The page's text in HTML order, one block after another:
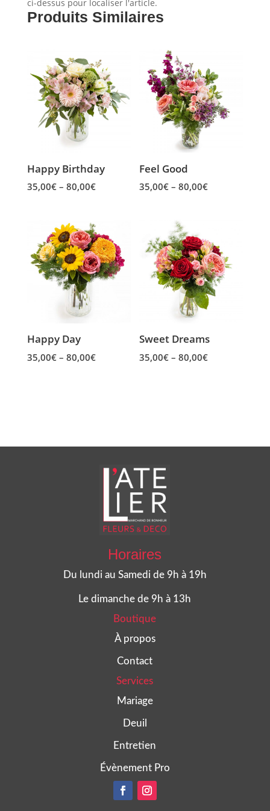
ci-dessus pour localiser l'article.
Produits Similaires
Happy Birthday
35,00€ – 80,00€Price
through
80,00€
Feel Good
35,00€ – 80,00€Price
80,00€
Happy Day
35,00€ – 80,00€Price
Sweet Dreams
35,00€ – 80,00€Price
Horaires
Du lundi au Samedi de 9h à 19h
Le dimanche de 9h à 13h
Boutique
À propos
Contact
Services
Mariage
Deuil
Entretien
Évènement Pro